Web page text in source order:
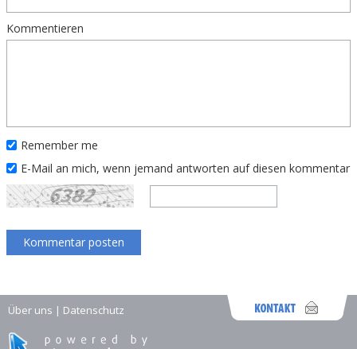
Kommentieren
Remember me
E-Mail an mich, wenn jemand antworten auf diesen kommentar
Über uns | Datenschutz